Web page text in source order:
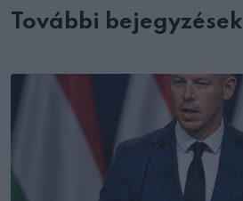
További bejegyzések